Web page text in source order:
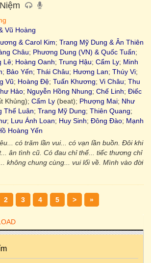
Vũ Hoàng
& Carol Kim; Trang Mỹ Dung & Ân Thiên
Châu; Phương Dung (VN) & Quốc Tuấn;
Lê; Hoàng Oanh; Trung Hậu; Cẩm Ly; Minh
; Bảo Yến; Thái Châu; Hương Lan; Thúy Vi;
Vũ; Hoàng Đệ; Tuấn Khương; Vi Châu; Thu
Hảo; Nguyễn Hồng Nhung; Chế Linh; Điếc
Khủng); Cẩm Ly (beat); Phượng Mai; Như
Thế Luân; Trang Mỹ Dung; Thiên Quang;
; Lưu Ánh Loan; Huy Sinh; Đông Đào; Mạnh
Hoàng Yến
có trăm lần vui... có vạn lần buồn. Đôi khi
ân tình cũ. Có đau chỉ thế... tiếc thương chỉ
không chung cùng... vui lối về. Mình vào đời
2 3 4 5 > »